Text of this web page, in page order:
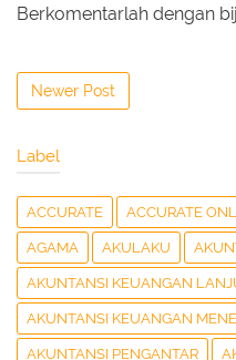
Berkomentarlah dengan
Newer Post
Label
ACCURATE ACCURATE
AGAMA AKULAKU
AKUNTANSI KEUANGAN
AKUNTANSI KEUANGAN
AKUNTANSI PENGANTAR